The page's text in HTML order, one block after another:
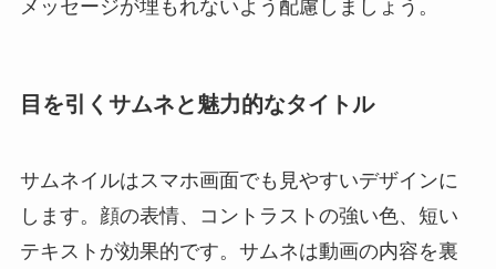
メッセージが埋もれないよう配慮しましょう。
目を引くサムネと魅力的なタイトル
サムネイルはスマホ画面でも見やすいデザインに
します。顔の表情、コントラストの強い色、短い
テキストが効果的です。サムネは動画の内容を裏